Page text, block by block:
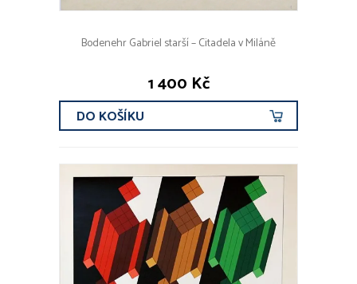
Bodenehr Gabriel starší – Citadela v Miláně
1 400 Kč
DO KOŠÍKU